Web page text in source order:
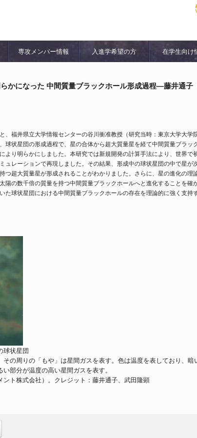
専攻メンバー情報 入進学希望の方 在学生向け
かになった 中間質量ブラックホール形成過程―藤井通子
、福井県立大学情報センターの谷川衝准教授（研究当時：東京大学大学
状星団の形成過程で、星の合体から超大質量星を経て中間質量ブラッ
より明らかにしました。本研究では新規開発の計算手法により、世界で
ュレーションで再現しました。その結果、形成中の球状星団の中で星が
つ超大質量星が形成されることがわかりました。さらに、星の進化の理
陽の数千倍の質量を持つ中間質量ブラックホールへと進化することを確
た球状星団における中間質量ブラックホールの存在を理論的に強く支持
球状星団
の周りの「もや」は星間ガスを表す。色は温度を表しており、暗
部分が温度の高い星間ガスを表す。
ト株式会社）。クレジット：藤井通子、武田隆顕